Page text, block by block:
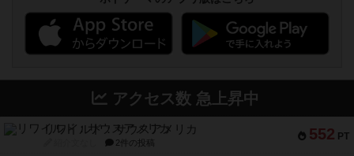
アクセス数 急上昇中
552 PT
リワイルド：サウスアメリカ
2件の投稿